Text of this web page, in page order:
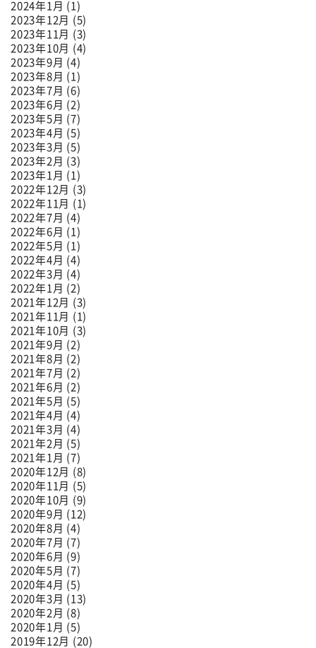
2024年1月 (1)
2023年12月 (5)
2023年11月 (3)
2023年10月 (4)
2023年9月 (4)
2023年8月 (1)
2023年7月 (6)
2023年6月 (2)
2023年5月 (7)
2023年4月 (5)
2023年3月 (5)
2023年2月 (3)
2023年1月 (1)
2022年12月 (3)
2022年11月 (1)
2022年7月 (4)
2022年6月 (1)
2022年5月 (1)
2022年4月 (4)
2022年3月 (4)
2022年1月 (2)
2021年12月 (3)
2021年11月 (1)
2021年10月 (3)
2021年9月 (2)
2021年8月 (2)
2021年7月 (2)
2021年6月 (2)
2021年5月 (5)
2021年4月 (4)
2021年3月 (4)
2021年2月 (5)
2021年1月 (7)
2020年12月 (8)
2020年11月 (5)
2020年10月 (9)
2020年9月 (12)
2020年8月 (4)
2020年7月 (7)
2020年6月 (9)
2020年5月 (7)
2020年4月 (5)
2020年3月 (13)
2020年2月 (8)
2020年1月 (5)
2019年12月 (20)